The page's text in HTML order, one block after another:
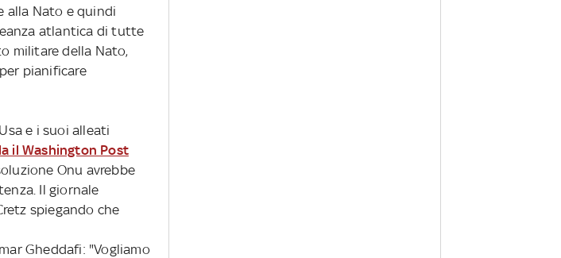
alla Nato e quindi
atlantica di tutte
militare della Nato,
pianificare
e i suoi alleati
il Washington Post
Onu avrebbe
Il giornale
spiegando che
Gheddafi: "Vogliamo